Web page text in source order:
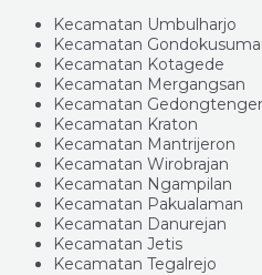
Kecamatan Umbulharjo
Kecamatan
Kecamatan Kotagede
Kecamatan Mergangsan
Kecamatan
Kecamatan Kraton
Kecamatan Mantrijeron
Kecamatan Wirobrajan
Kecamatan Ngampilan
Kecamatan Pakualaman
Kecamatan Danurejan
Kecamatan Jetis
Kecamatan Tegalrejo